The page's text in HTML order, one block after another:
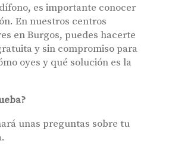
es importante conocer
En nuestros centros
en Burgos, puedes hacerte
y sin compromiso para
oyes y qué solución es la
unas preguntas sobre tu
comerciales por parte de Miaudífono
se detalla en nuestrasCondiciones de uso
datos a empresas colaboradoras de
los servicios solicitados, según se
de uso .
declaras haber leído y aceptado nuestra